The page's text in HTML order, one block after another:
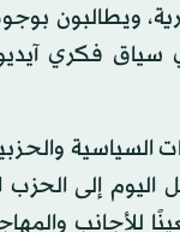
ويطالبون
سياق فكري
السياسية
اليوم إلى الحزب
للأجانب